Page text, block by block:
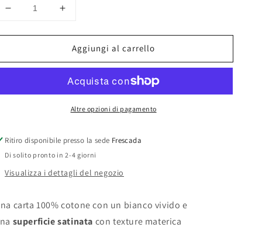
Diminuisci
per
su
270
Aumenta
per
Stampa
su
Fine
Verona
gsm
Aggiungi al carrello
Altre opzioni di pagamento
Ritiro disponibile presso la sede Frescada
Di solito pronto in 2-4 giorni
Visualizza i dettagli del negozio
carta 100% cotone con un bianco vivido e
superficie satinata con texture materica